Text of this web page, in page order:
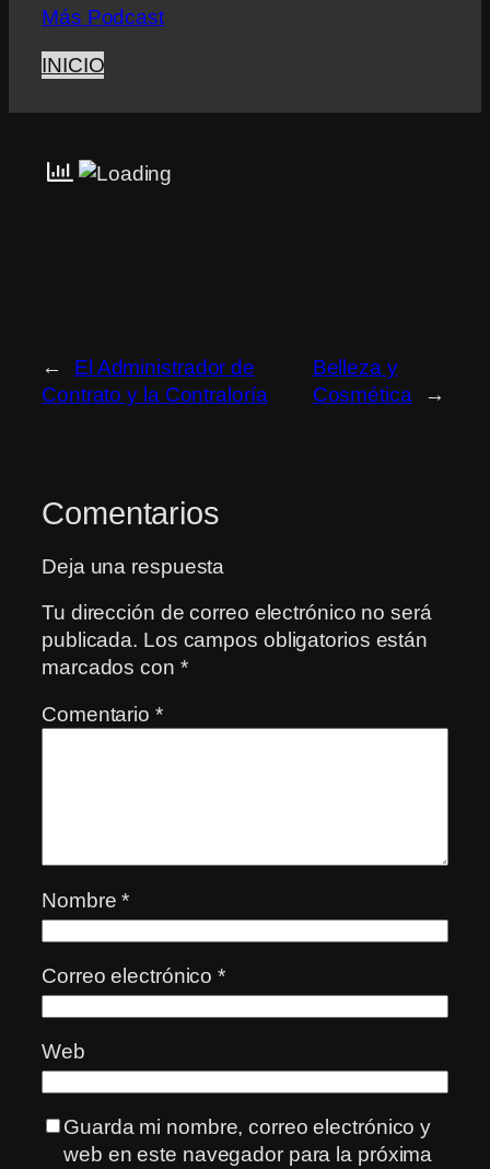
Más Podcast
INICIO
←
El Administrador de
Contrato y la Contraloría
Belleza y
Cosmética
→
Comentarios
Deja una respuesta
Tu dirección de correo electrónico no será
publicada. Los campos obligatorios están
marcados con *
Comentario *
Nombre*
Correo electrónico*
Web
Guarda mi nombre, correo electrónico y
web en este navegador para la próxima